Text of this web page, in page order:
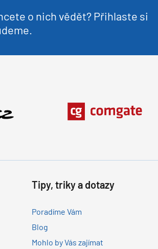
o nich vědět? Přihlaste si
Tipy, triky a dotazy
Poradíme Vám
Blog
Mohlo by Vás zajímat